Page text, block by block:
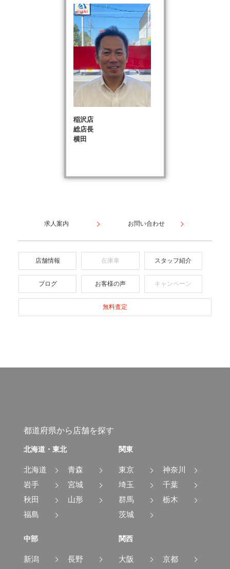
稲沢店
総店長
横田
求人案内 お問い合わせ
店舗情報 在庫車 スタッフ紹介
ブログ お客様の声 キャンペーン
無料査定
都道府県から店舗を探す
北海道・東北
北海道
青森
岩手
宮城
秋田
山形
福島
関東
東京
神奈川
埼玉
千葉
群馬
栃木
茨城
中部
新潟
長野
関西
大阪
京都